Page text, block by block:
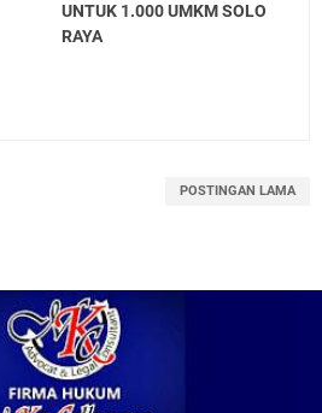
UNTUK 1.000 UMKM SOLO
RAYA
POSTINGAN LAMA